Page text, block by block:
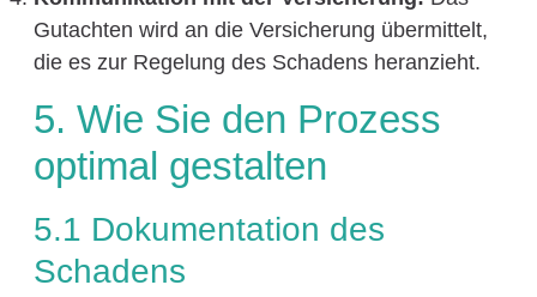
Gutachten wird an die Versicherung übermittelt,
die es zur Regelung des Schadens heranzieht.
5. Wie Sie den Prozess
optimal gestalten
5.1 Dokumentation des
Schadens